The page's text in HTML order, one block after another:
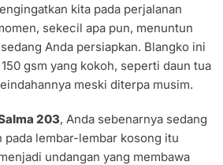
kita pada perjalanan
sekecil apa pun, menuntun
Anda persiapkan. Blangko ini
gsm yang kokoh, seperti daun tua
meski diterpa musim.
203, Anda sebenarnya sedang
pada lembar-lembar kosong itu
undangan yang membawa